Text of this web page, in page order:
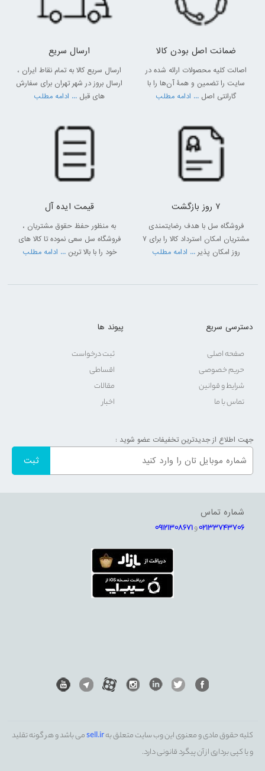
ضمانت اصل بودن کالا
اصالت کلیه محصولات ارائه شده در
سایت را تضمین و همۀ آن‌ها را با
گارانتی اصل ... ادامه مطلب
ارسال سریع
ارسال سریع کالا به تمام نقاط ایران ،
ارسال بروز در شهر تهران برای سفارش
های قبل ... ادامه مطلب
7 روز بازگشت
فروشگاه سل با هدف رضایتمندی
مشتریان امکان استرداد کالا را برای 7
روز امکان پذیر... ادامه مطلب
قیمت ایده آل
به منظور حفظ حقوق مشتریان ،
فروشگاه سل سعی نموده تا کالا های
خود را با بالا ترین ... ادامه مطلب
دسترسی سریع
صفحه اصلی
حریم خصوصی
شرایط و قوانین
تماس با ما
پیوند ها
ثبت درخواست
اقساطی
مقالات
اخبار
جهت اطلاع از جدیدترین تخفیفات عضو شوید :
شماره تماس
02133743706و09121308671
کلیه حقوق مادی و معنوی این وب سایت متعلق بهsell.irمی باشد و هر گونه تقلید
و یا کپی برداری از آن پیگرد قانونی دارد.